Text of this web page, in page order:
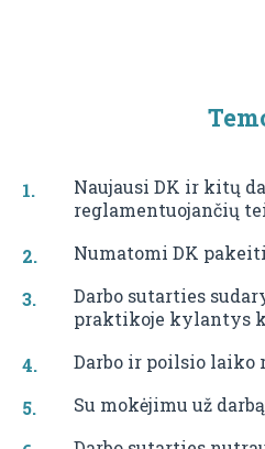
Naujausi DK ir kitų
reglamentuojančių
Numatomi DK
Darbo sutarties
praktikoje kylantys
Darbo ir poilsio laiko
Su mokėjimu už